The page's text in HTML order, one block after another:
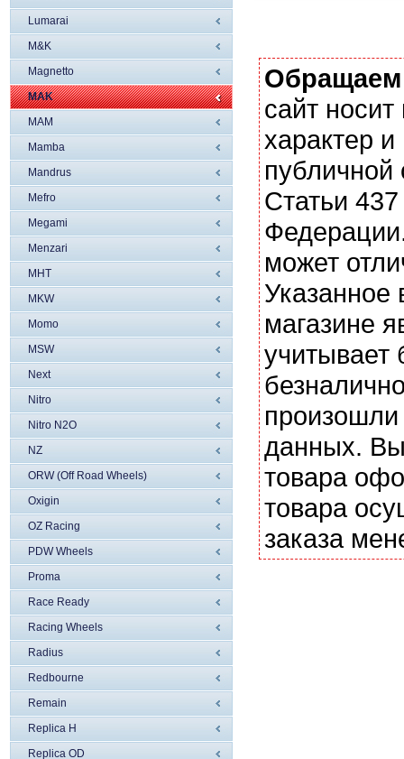
Lumarai
M&K
Magnetto
MAK
MAM
Mamba
Mandrus
Mefro
Megami
Menzari
MHT
MKW
Momo
MSW
Next
Nitro
Nitro N2O
NZ
ORW (Off Road Wheels)
Oxigin
OZ Racing
PDW Wheels
Proma
Race Ready
Racing Wheels
Radius
Redbourne
Remain
Replica H
Replica OD
сайт
характер
Статьи
может
магазине
учитывает
данных. Вы
товара
товара
заказа